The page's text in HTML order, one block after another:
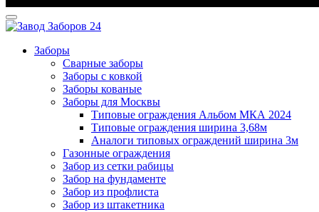
Заборы
Сварные заборы
Заборы с ковкой
Заборы кованые
Заборы для Москвы
Типовые ограждения Альбом МКА 2024
Типовые ограждения ширина 3,68м
Аналоги типовых ограждений ширина 3м
Газонные ограждения
Забор из сетки рабицы
Забор на фундаменте
Забор из профлиста
Забор из штакетника